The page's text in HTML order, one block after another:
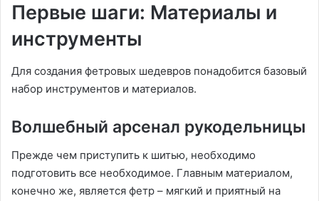
Первые шаги: Материалы и
инструменты
Для создания фетровых шедевров понадобится базовый
набор инструментов и материалов.
Волшебный арсенал рукодельницы
Прежде чем приступить к шитью, необходимо
подготовить все необходимое. Главным материалом,
конечно же, является фетр – мягкий и приятный на